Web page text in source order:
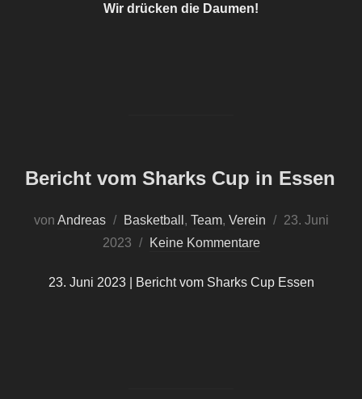
Wir drücken die Daumen!
Bericht vom Sharks Cup in Essen
von Andreas Basketball , Team, Verein
Veröffentlicht
23. Juni
2023
Keine Kommentare
23. Juni 2023 | Bericht vom Sharks Cup Essen